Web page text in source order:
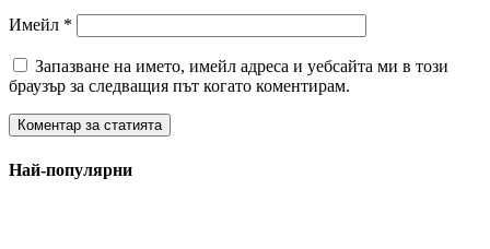
Имейл *
Запазване на името, имейл адреса и уебсайта ми в този
браузър за следващия път когато коментирам.
Най-популярни